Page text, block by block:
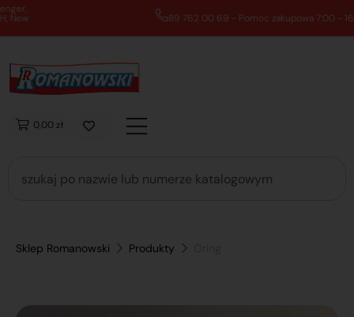
89 762 00 69 - Pomoc zakupowa 7:00 - 16:00
0,00 zł
Sklep Romanowski Produkty